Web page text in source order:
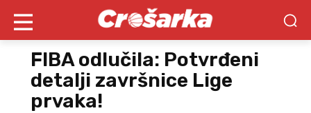
FIBA odlučila: Potvrđeni
detalji završnice Lige
prvaka!